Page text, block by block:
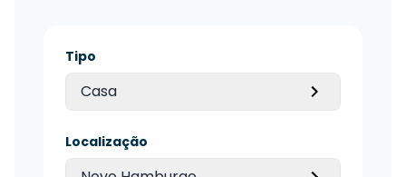
Tipo
Casa
Localização